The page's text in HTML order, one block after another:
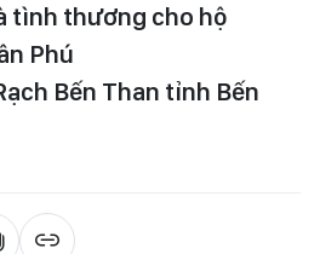
tình thương cho hộ
Phú
Bến Than tỉnh Bến